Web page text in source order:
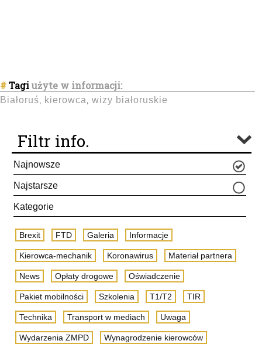
#Tagiużyte w informacji:
Białoruś kierowca wizy białoruskie
Filtr info.
Najnowsze
Najstarsze
Kategorie
Brexit FTD Galeria Informacje
Kierowca-mechanik Koronawirus Materiał partnera
News Opłaty drogowe Oświadczenie
Pakiet mobilności Szkolenia T1/T2 TIR
Technika Transport w mediach Uwaga
Wydarzenia ZMPD Wynagrodzenie kierowców